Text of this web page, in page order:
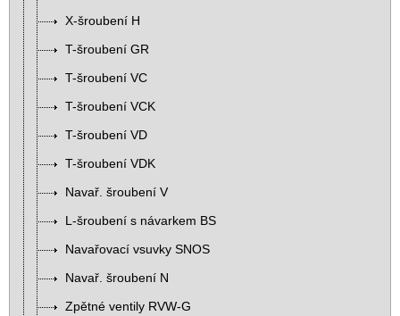
X-šroubení H
T-šroubení GR
T-šroubení VC
T-šroubení VCK
T-šroubení VD
T-šroubení VDK
Navař. šroubení V
L-šroubení s návarkem BS
Navařovací vsuvky SNOS
Navař. šroubení N
Zpětné ventily RVW-G